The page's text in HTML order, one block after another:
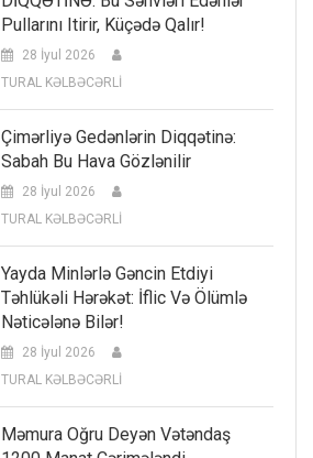
Pullarını Itirir, Küçədə Qalır!
28 İyul 2026
TURAL KƏLBƏCƏRLİ
Çimərliyə Gedənlərin Diqqətinə:
Sabah Bu Hava Gözlənilir
28 İyul 2026
TURAL KƏLBƏCƏRLİ
Yayda Minlərlə Gəncin Etdiyi
Təhlükəli Hərəkət: İflic Və Ölümlə
Nəticələnə Bilər!
28 İyul 2026
TURAL KƏLBƏCƏRLİ
Məmura Oğru Deyən Vətəndaş